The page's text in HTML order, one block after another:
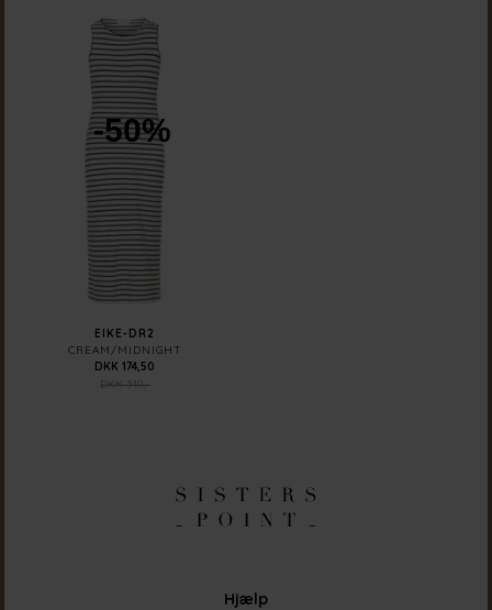
-50%
EIKE-DR2
CREAM/MIDNIGHT
DKK 349,-
DKK 174,50
Hjælp